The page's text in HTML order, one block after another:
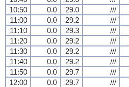
10:50
0.0 29.0 ///
11:00
0.0 29.2 ///
11:10
0.0 29.3 ///
11:20
0.0 29.2 ///
11:30
0.0 29.2 ///
11:40
0.0 29.2 ///
11:50
0.0 29.7 ///
12:00
0.0 29.7 ///